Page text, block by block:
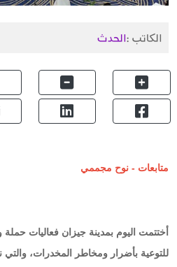
الكاتب :الحدث
متابعات - نوح مجممي
للتوعية بأضرار ومخاطر المخدرات، والتي